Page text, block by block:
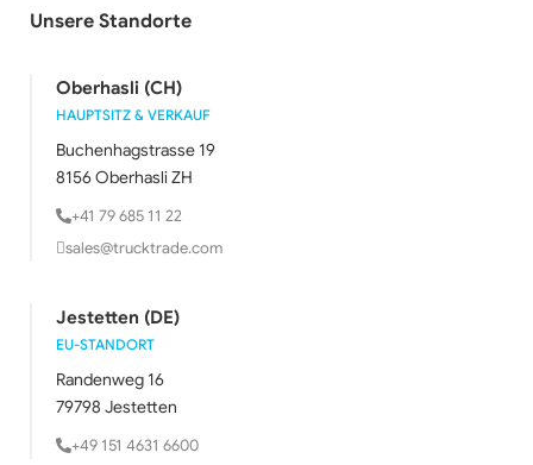
Unsere Standorte
Oberhasli (CH)
HAUPTSITZ & VERKAUF
Buchenhagstrasse 19
8156 Oberhasli ZH
+41 79 685 11 22
sales@trucktrade.com
Jestetten (DE)
EU-STANDORT
Randenweg 16
79798 Jestetten
+49 151 4631 6600